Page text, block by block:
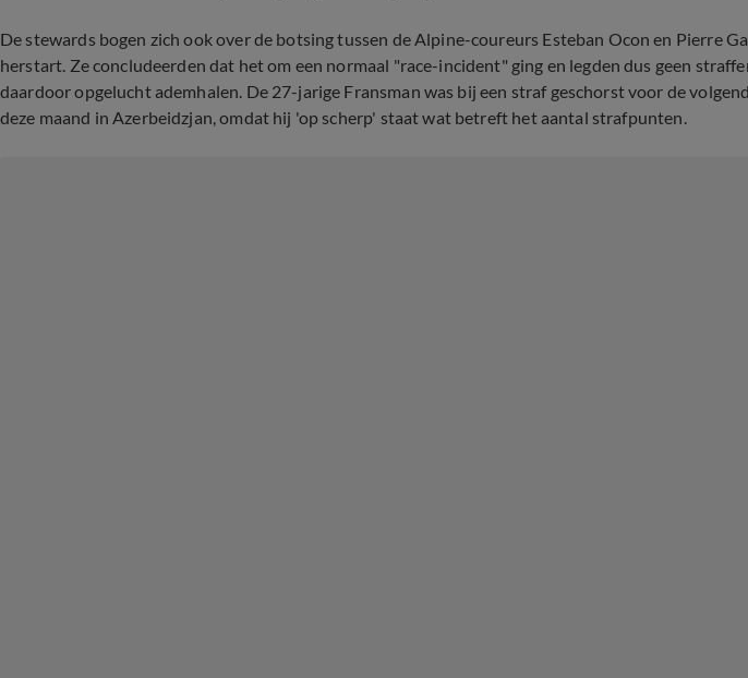
De stewards bogen zich ook over de botsing tussen de Alpine-coureurs Esteban Ocon en Pierre
herstart. Ze concludeerden dat het om een normaal "race-incident" ging en legden dus geen
daardoor opgelucht ademhalen. De 27-jarige Fransman was bij een straf geschorst voor de
deze maand in Azerbeidzjan, omdat hij 'op scherp' staat wat betreft het aantal strafpunten.